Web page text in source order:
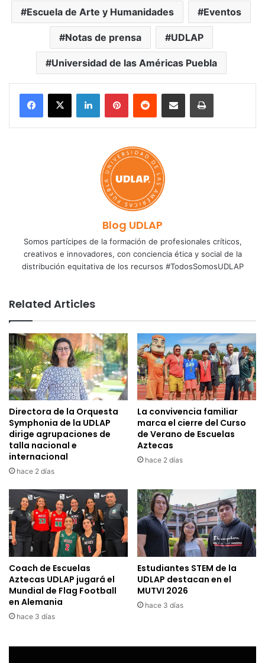
Escuela de Arte y Humanidades Eventos
Notas de prensa UDLAP
Universidad de las Américas Puebla
LinkedInPinterestReddit Share via Email Print
Blog UDLAP
Somos partícipes de la formación de profesionales críticos,
creativos e innovadores, con conciencia ética y social de la
distribución equitativa de los recursos #TodosSomosUDLAP
Related Articles
Directora de la Orquesta
Symphonia de la UDLAP
dirige agrupaciones de
talla nacional e
internacional
hace 2 días
La convivencia familiar
marca el cierre del Curso
de Verano de Escuelas
Aztecas
hace 2 días
Coach de Escuelas
Aztecas UDLAP jugará el
Mundial de Flag Football
en Alemania
hace 3 días
Estudiantes STEM de la
UDLAP destacan en el
MUTVI 2026
hace 3 días